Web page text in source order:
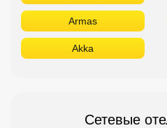
Armas
Akka
Сетевые